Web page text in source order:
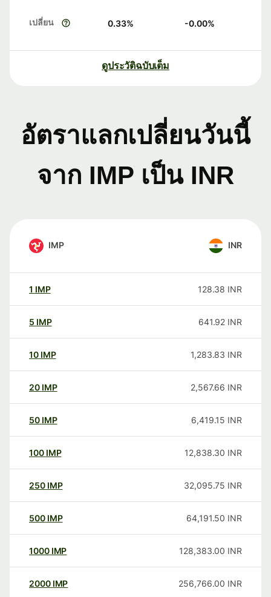
เปลี่ยน 0.33% -0.00%
ดูประวัติฉบับเต็ม
อัตราแลกเปลี่ยนวันนี้
จาก IMP เป็น INR
IMP INR
1 IMP 128.38 INR
5 IMP 641.92 INR
10 IMP 1,283.83 INR
20 IMP 2,567.66 INR
50 IMP 6,419.15 INR
100 IMP 12,838.30 INR
250 IMP 32,095.75 INR
500 IMP 64,191.50 INR
1000 IMP 128,383.00 INR
2000 IMP 256,766.00 INR